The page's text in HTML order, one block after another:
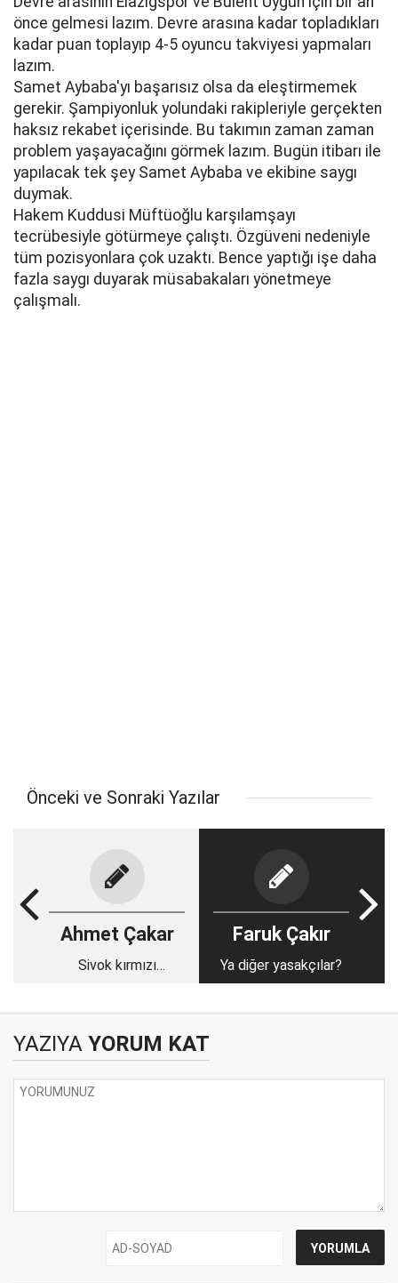
önce gelmesi lazım. Devre arasına kadar topladıkları
kadar puan toplayıp 4-5 oyuncu takviyesi yapmaları
lazım.
Samet Aybaba'yı başarısız olsa da eleştirmemek
gerekir. Şampiyonluk yolundaki rakipleriyle gerçekten
haksız rekabet içerisinde. Bu takımın zaman zaman
problem yaşayacağını görmek lazım. Bugün itibarı ile
yapılacak tek şey Samet Aybaba ve ekibine saygı
duymak.
Hakem Kuddusi Müftüoğlu karşılamşayı
tecrübesiyle götürmeye çalıştı. Özgüveni nedeniyle
tüm pozisyonlara çok uzaktı. Bence yaptığı işe daha
fazla saygı duyarak müsabakaları yönetmeye
çalışmalı.
Önceki ve Sonraki Yazılar
Ahmet Çakar
Sivok kırmızı
Faruk Çakır
Ya diğer yasakçılar?
YAZIYA YORUM KAT